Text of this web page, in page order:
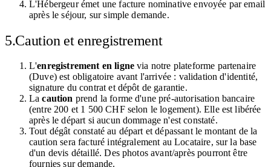
L'Hébergeur émet une facture nominative envoyée par email
après le séjour, sur simple demande.
5.Caution et enregistrement
L'enregistrement en ligne via notre plateforme partenaire
(Duve) est obligatoire avant l'arrivée : validation d'identité,
signature du contrat et dépôt de garantie.
Lacaution prend la forme d'une pré-autorisation bancaire
(entre 200 et 1 500 CHF selon le logement). Elle est libérée
après le départ si aucun dommage n'est constaté.
Tout dégât constaté au départ et dépassant le montant de la
caution sera facturé intégralement au Locataire, sur la base
d'un devis détaillé. Des photos avant/après pourront être
fournies sur demande.